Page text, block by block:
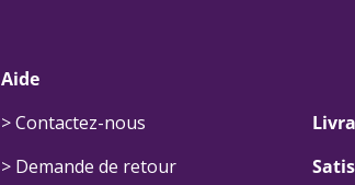
Aide
> Contactez-nous
> Demande de retour